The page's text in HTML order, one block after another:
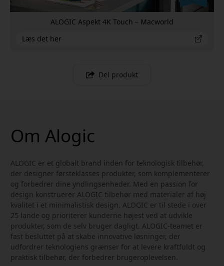
ALOGIC Aspekt 4K Touch – Macworld
Læs det her
Del produkt
Om Alogic
ALOGIC er et globalt brand inden for teknologisk tilbehør,
der designer førsteklasses produkter, som komplementerer
og forbedrer dine yndlingsenheder. Med en passion for
design konstruerer ALOGIC tilbehør med materialer af høj
kvalitet i et minimalistisk design. ALOGIC er til stede i over
25 lande og prioriterer kunderne højest ved at udvikle
produkter, som de selv bruger dagligt. ALOGIC-teamet er
fast besluttet på at skabe innovative løsninger, der
udfordrer teknologiens grænser for at levere kraftfuldt og
praktisk tilbehør, der forbedrer brugeroplevelsen.